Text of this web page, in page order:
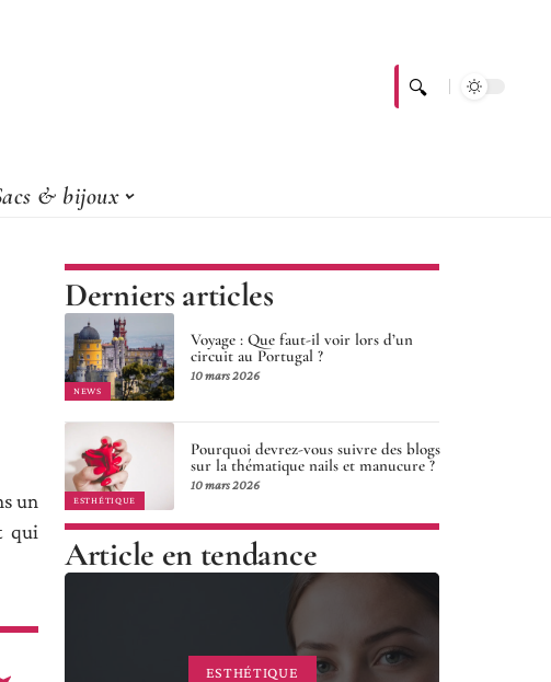
& bijoux
un
qui
Derniers articles
NEWS
Voyage : Que faut-il voir lors d’un
circuit au Portugal ?
10 mars 2026
ESTHÉTIQUE
Pourquoi devrez-vous suivre des blogs
sur la thématique nails et manucure ?
10 mars 2026
Article en tendance
ESTHÉTIQUE